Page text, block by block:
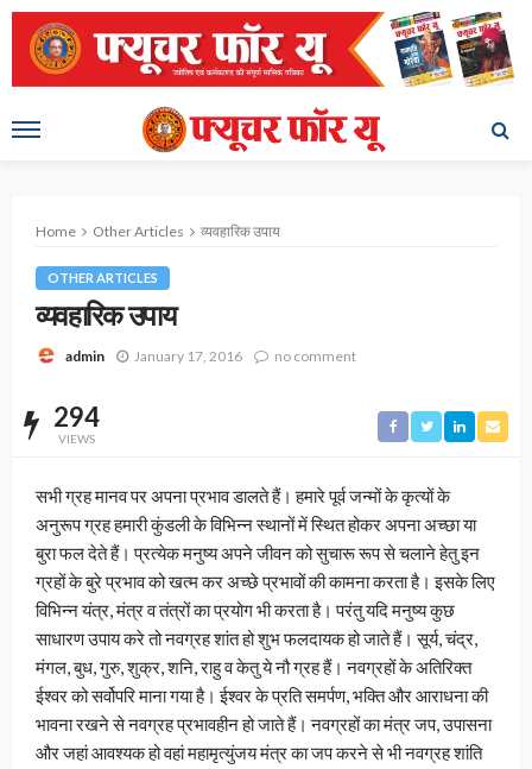
Home Other Articles व्यवहारिक उपाय
OTHER ARTICLES
व्यवहारिक उपाय
admin January 17, 2016 no comment
294
VIEWS
सभी ग्रह मानव पर अपना प्रभाव डालते हैं। हमारे पूर्व जन्मों के कृत्यों के
अनुरूप ग्रह हमारी कुंडली के विभिन्न स्थानों में स्थित होकर अपना अच्छा या
बुरा फल देते हैं। प्रत्येक मनुष्य अपने जीवन को सुचारू रूप से चलाने हेतु इन
ग्रहों के बुरे प्रभाव को खत्म कर अच्छे प्रभावों की कामना करता है। इसके लिए
विभिन्न यंत्र, मंत्र व तंत्रों का प्रयोग भी करता है। परंतु यदि मनुष्य कुछ
साधारण उपाय करे तो नवग्रह शांत हो शुभ फलदायक हो जाते हैं। सूर्य, चंद्र,
मंगल, बुध, गुरु, शुक्र, शनि, राहु व केतु ये नौ ग्रह हैं। नवग्रहों के अतिरिक्त
ईश्वर को सर्वोपरि माना गया है। ईश्वर के प्रति समर्पण, भक्ति और आराधना की
भावना रखने से नवग्रह प्रभावहीन हो जाते हैं। नवग्रहों का मंत्र जप, उपासना
और जहां आवश्यक हो वहां महामृत्युंजय मंत्र का जप करने से भी नवग्रह शांति